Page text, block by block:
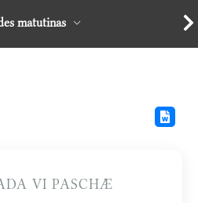
matutinas
VI PASCHÆ